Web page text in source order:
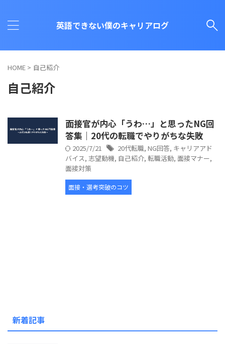
英語できない僕のキャリアログ
HOME > 自己紹介
自己紹介
面接官が内心「うわ…」と思ったNG回
答集｜20代の転職でやりがちな失敗
2025/7/21 20代転職, NG回答, キャリアアド
バイス, 志望動機, 自己紹介, 転職活動, 面接マナー,
面接対策
面接・選考突破のコツ
新着記事